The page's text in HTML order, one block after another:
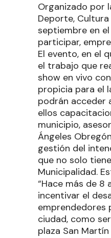
Organizado por
Deporte,
septiembre en
participar,
El evento, en el
el trabajo que
show en vivo
propicia para el
podrán acceder
ellos
municipio,
Ángeles
gestión del
que no solo
Municipalidad.
“Hace más de
incentivar el
emprendedores
ciudad, como
plaza San